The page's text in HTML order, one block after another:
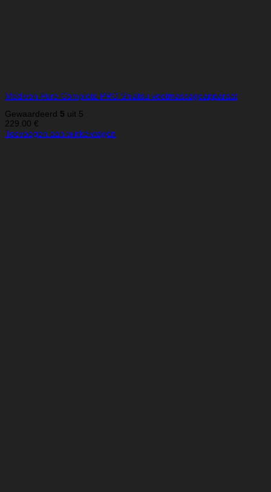
Medivon Pure Complete PRO Shiatsu voetmassageapparaat
Gewaardeerd 5 uit 5
229.00 €
Toevoegen aan winkelwagen